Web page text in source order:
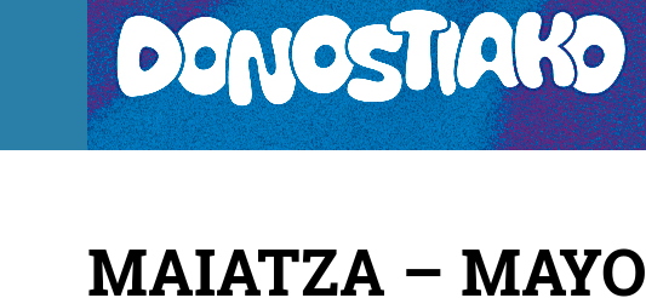
MAIATZA – MAYO